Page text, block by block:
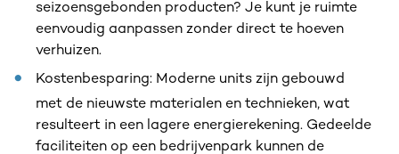
seizoensgebonden producten? Je kunt je ruimte
eenvoudig aanpassen zonder direct te hoeven
verhuizen.
Kostenbesparing: Moderne units zijn gebouwd
met de nieuwste materialen en technieken, wat
resulteert in een lagere energierekening. Gedeelde
faciliteiten op een bedrijvenpark kunnen de